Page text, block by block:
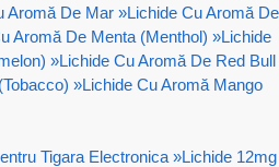
Aromă De Mar »Lichide Cu Aromă De
Aromă De Menta (Menthol) »Lichide
»Lichide Cu Aromă De Red Bull
»Lichide Cu Aromă Mango
Tigara Electronica »Lichide 12mg